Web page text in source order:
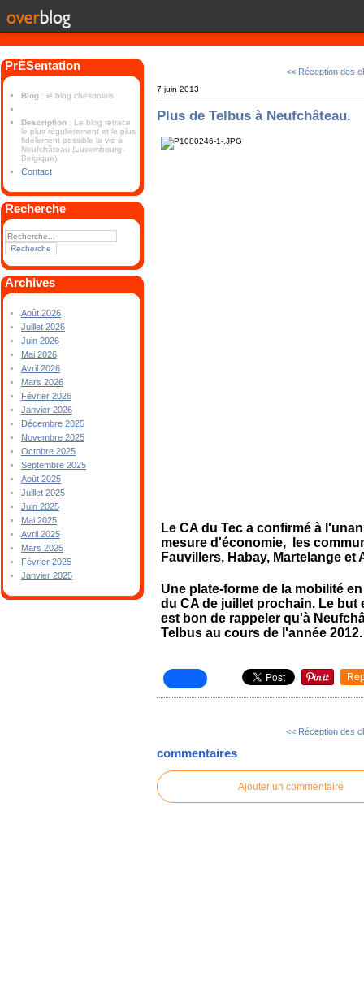
PrÉSentation
Blog : le blog chestrolais
Description : Le blog retrace
le plus régulièrement et le plus
fidèlement possible la vie à
Neufchâteau (Luxembourg-
Belgique).
Contact
Recherche
Archives
Août 2026
Juillet 2026
Juin 2026
Mai 2026
Avril 2026
Mars 2026
Février 2026
Janvier 2026
Décembre 2025
Novembre 2025
Octobre 2025
Septembre 2025
Août 2025
Juillet 2025
Juin 2025
Mai 2025
Avril 2025
Mars 2025
Février 2025
Janvier 2025
<< Réception des
7 juin 2013
Plus de Telbus à Neufchâteau.
Le CA du Tec a confirmé à
mesure d'économie, les
Fauvillers, Habay, Martelange et
Une plate-forme de la mobilité
du CA de juillet prochain. Le but
est bon de rappeler qu'à
Telbus au cours de l'année 2012.
<< Réception des
commentaires
Ajouter un commentaire